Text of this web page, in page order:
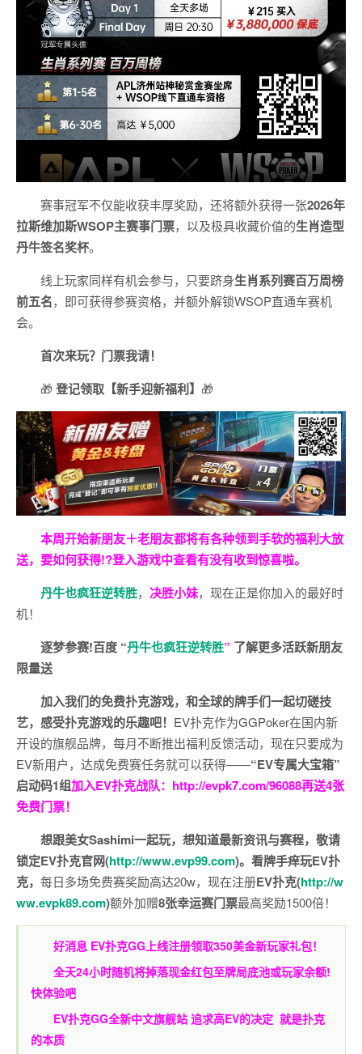
赛事冠军不仅能收获丰厚奖励，还将额外获得一张2026年
拉斯维加斯WSOP主赛事门票，以及极具收藏价值的生肖造型
丹牛签名奖杯。
线上玩家同样有机会参与，只要跻身生肖系列赛百万周榜
前五名，即可获得参赛资格，并额外解锁WSOP直通车赛机
会。
首次来玩？门票我请！
🎁 登记领取【新手迎新福利】 🎁
本周开始新朋友＋老朋友都将有各种领到手软的福利大放
送，要如何获得!?登入游戏中查看有没有收到惊喜啦。
丹牛也疯狂逆转胜， 决胜小妹，现在正是你加入的最好时
机！
逐梦参赛!百度 “丹牛也疯狂逆转胜” 了解更多活跃新朋友
限量送
加入我们的免费扑克游戏，和全球的牌手们一起切磋技
艺，感受扑克游戏的乐趣吧！ EV扑克作为GGPoker在国内新
开设的旗舰品牌，每月不断推出福利反馈活动，现在只要成为
EV新用户，达成免费赛任务就可以获得——“EV专属大宝箱”
启动码1组加入EV扑克战队： http://evpk7.com/96088再送4张
免费门票！
想跟美女Sashimi一起玩， 想知道最新资讯与赛程， 敬请
锁定EV扑克官网(http://www.evp99.com)。 看牌手痒玩EV扑
克， 每日多场免费赛奖励高达20w，现在注册EV扑克(http://w
ww.evpk89.com)额外加赠8张幸运赛门票最高奖励1500倍！
好消息 EV扑克GG上线注册领取350美金新玩家礼包！
全天24小时随机将掉落现金红包至牌局底池或玩家余额!
快体验吧
EV扑克GG全新中文旗舰站 追求高EV的决定 就是扑克
的本质